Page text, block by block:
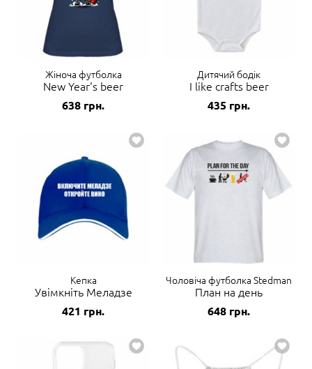
Жіноча футболка
New Year's beer
638 грн.
Дитячий бодік
I like crafts beer
435 грн.
Кепка
Увімкніть Меладзе
421 грн.
Чоловіча футболка Stedman
План на день
648 грн.